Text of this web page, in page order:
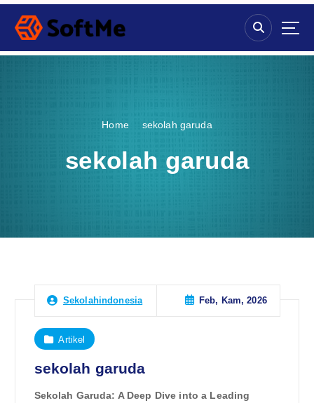
S
p
Home sekolah garuda
sekolah garuda
Sekolahindonesia Feb, Kam, 2026
Artikel
sekolah garuda
Sekolah Garuda: A Deep Dive into a Leading